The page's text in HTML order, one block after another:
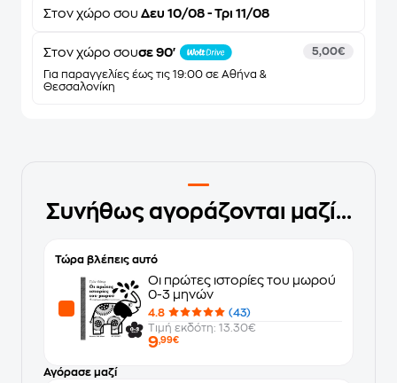
Στον χώρο σου Δευ 10/08 - Τρι 11/08
Στον χώρο σουσε 90'
Για παραγγελίες έως τις 19:00 σε Αθήνα &
Θεσσαλονίκη
5,00€
Συνήθως αγοράζονται μαζί...
Τώρα βλέπεις αυτό
Οι πρώτες ιστορίες του μωρού
0-3 μηνών
4.8
(43)
Τιμή εκδότη: 13.30€
9,99€
Αγόρασε μαζί